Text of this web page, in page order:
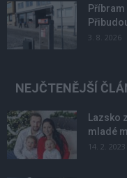
3. 8. 2026
NEJČTENĚJŠÍ
Lazsko
mladé
14. 2. 2023